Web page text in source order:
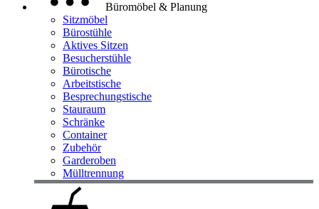
Büromöbel & Planung
Sitzmöbel
Bürostühle
Aktives Sitzen
Besucherstühle
Bürotische
Arbeitstische
Besprechungstische
Stauraum
Schränke
Container
Zubehör
Garderoben
Mülltrennung